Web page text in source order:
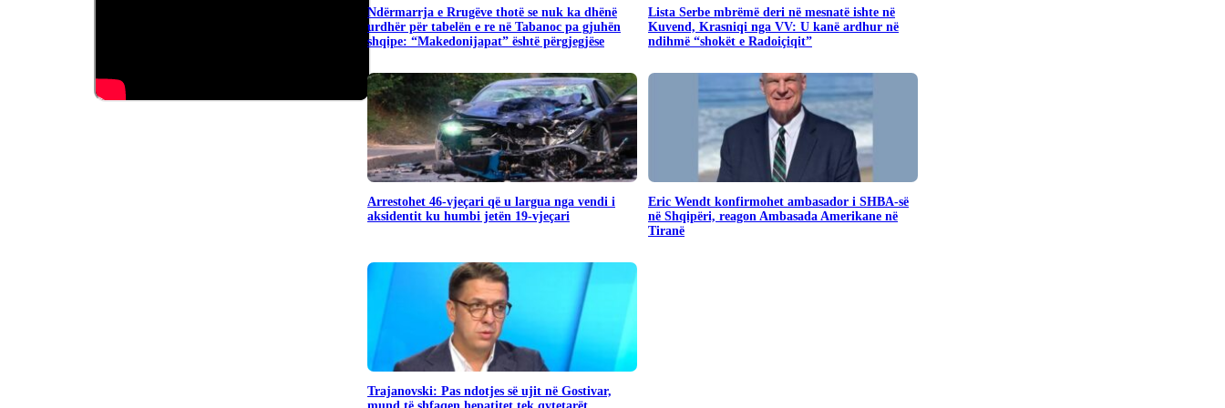
Ndërmarrja e Rrugëve thotë se nuk ka dhënë
urdhër për tabelën e re në Tabanoc pa gjuhën
shqipe: “Makedonijapat” është përgjegjëse
​Lista Serbe mbrëmë deri në mesnatë ishte në
Kuvend, Krasniqi nga VV: U kanë ardhur në
ndihmë “shokët e Radoiçiqit”
Arrestohet 46-vjeçari që u largua nga vendi i
aksidentit ku humbi jetën 19-vjeçari
Eric Wendt konfirmohet ambasador i SHBA-së
në Shqipëri, reagon Ambasada Amerikane në
Tiranë
Trajanovski: Pas ndotjes së ujit në Gostivar,